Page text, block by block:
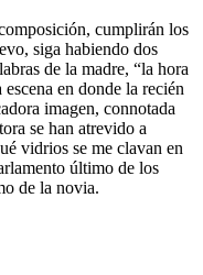
cumplirán los
siga habiendo dos
de la madre, “la hora
en donde la recién
imagen, connotada
se han atrevido a
vidrios se me clavan en
último de los
de la novia.